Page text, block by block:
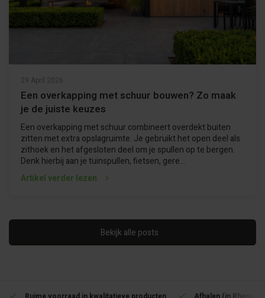
29 April 2026
Een overkapping met schuur bouwen? Zo maak
je de juiste keuzes
Een overkapping met schuur combineert overdekt buiten
zitten met extra opslagruimte. Je gebruikt het open deel als
zithoek en het afgesloten deel om je spullen op te bergen.
Denk hierbij aan je tuinspullen, fietsen, gere...
Artikel verder lezen
Bekijk alle posts